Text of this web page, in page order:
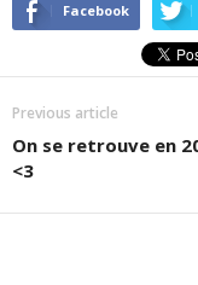
Facebook
Previous article
On se retrouve en
<3